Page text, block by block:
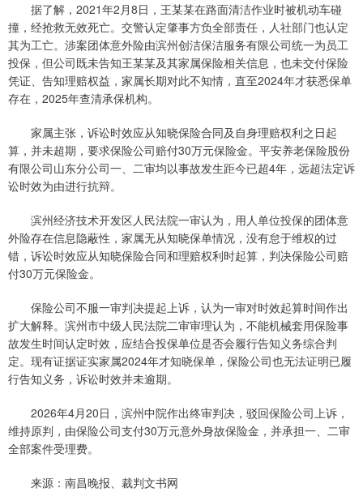
据了解，2021年2月8日，王某某在路面清洁作业时被机动车碰
撞，经抢救无效死亡。交警认定肇事方负全部责任，人社部门也认定
其为工亡。涉案团体意外险由滨州创洁保洁服务有限公司统一为员工
投保，但公司既未告知王某某及其家属保险相关信息，也未交付保险
凭证、告知理赔权益，家属长期对此不知情，直至2024年才获悉保单
存在，2025年查清承保机构。
家属主张，诉讼时效应从知晓保险合同及自身理赔权利之日起
算，并未超期，要求保险公司赔付30万元保险金。平安养老保险股份
有限公司山东分公司一、二审均以事故发生距今已超4年，远超法定诉
讼时效为由进行抗辩。
滨州经济技术开发区人民法院一审认为，用人单位投保的团体意
外险存在信息隐蔽性，家属无从知晓保单情况，没有怠于维权的过
错，诉讼时效应从知晓保险合同和理赔权利时起算，判决保险公司赔
付30万元保险金。
保险公司不服一审判决提起上诉，认为一审对时效起算时间作出
扩大解释。滨州市中级人民法院二审审理认为，不能机械套用保险事
故发生时间认定时效，应结合投保单位是否会履行告知义务综合判
定。现有证据证实家属2024年才知晓保单，保险公司也无法证明已履
行告知义务，诉讼时效并未逾期。
2026年4月20日，滨州中院作出终审判决，驳回保险公司上诉，
维持原判，由保险公司支付30万元意外身故保险金，并承担一、二审
全部案件受理费。
来源：南昌晚报、裁判文书网